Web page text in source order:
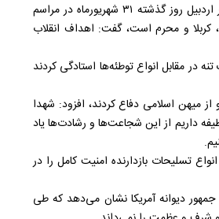
از اردبیل، مجید خدابخش استاندار اردبیل روز گذشته ۳۱ شهریورماه در مراسم
کربلا و محرم است، گفت: اهداف انقلاب
مقابل انواع توطئه‌ها استادگی کردند
در جبهه‌ها حضور یافتند و از میهن اسلامی دفاع کردند، افزود: شهدا
داریم از این شجاعت‌ها و رشادت‌ها یاد
تسلیحات بازدارنده امنیت کامل را در
دیوانه آمریکا نشان‌ می‌دهد که طی